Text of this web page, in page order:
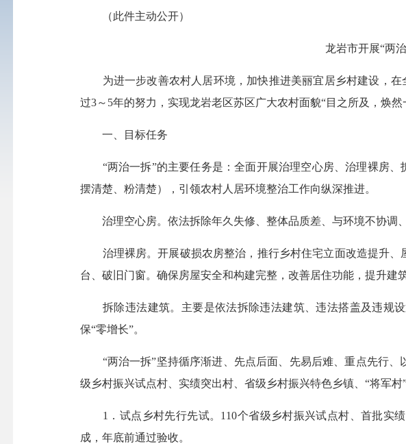
（此件主动公开）
龙岩市开展“两治
为进一步改善农村人居环境，加快推进美丽宜居乡村建设，在
过3～5年的努力，实现龙岩老区苏区广大农村面貌“目之所及，焕然
一、目标任务
“两治一拆”的主要任务是：全面开展治理空心房、治理裸房、
摆清楚、粉清楚），引领农村人居环境整治工作向纵深推进。
治理空心房。依法拆除年久失修、整体品质差、与环境不协调
治理裸房。开展破损农房整治，推行乡村住宅立面改造提升、
台、破旧门窗。确保房屋安全和构建完整，改善居住功能，提升建
拆除违法建筑。主要是依法拆除违法建筑、违法搭盖及违规设
保“零增长”。
“两治一拆”坚持循序渐进、先点后面、先易后难、重点先行、
级乡村振兴试点村、实绩突出村、省级乡村振兴特色乡镇、“将军
1．试点乡村先行先试。110个省级乡村振兴试点村、首批实绩
成，年底前通过验收。